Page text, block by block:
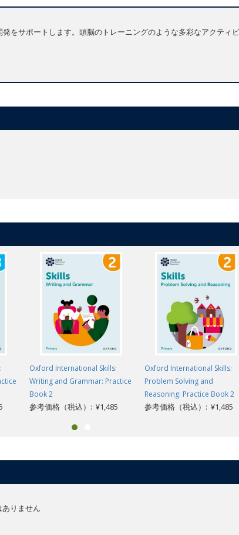
をサポートします。頭脳のトレーニングのような多彩なアクティ
Oxford International Skills:
Writing and Grammar: Practice
Book 2
参考価格（税込）: ¥1,485
Oxford International Skills:
Problem Solving and
Reasoning: Practice Book 2
参考価格（税込）: ¥1,485
ありません